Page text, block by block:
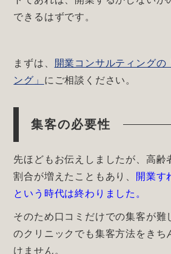
できるはずです。
まずは、
開業コンサルティングの
ング」 にご相談ください。
集客の必要性
先ほどもお伝えしましたが、高齢
割合が増えたこともあり、
開業す
という時代は終わりました。
そのため口コミだけでの集客が難
のクリニックでも集客方法をきち
けません。